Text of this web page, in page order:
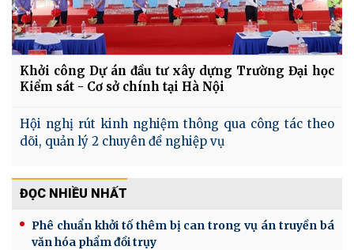
Khởi công Dự án đầu tư xây dựng Trường Đại học
Kiểm sát - Cơ sở chính tại Hà Nội
Hội nghị rút kinh nghiệm thông qua công tác theo
dõi, quản lý 2 chuyên đề nghiệp vụ
ĐỌC NHIỀU NHẤT
Phê chuẩn khởi tố thêm bị can trong vụ án truyền bá
văn hóa phẩm đồi trụy